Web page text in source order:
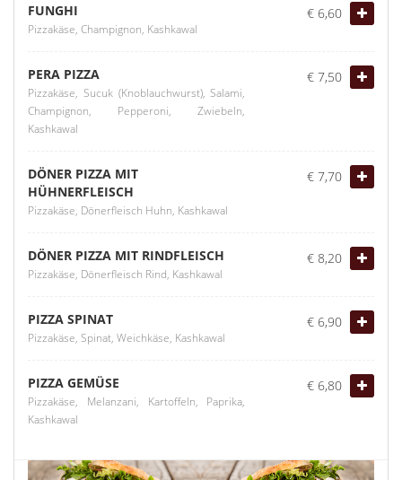
FUNGHI
Pizzakäse, Champignon, Kashkawal
€ 6,60
PERA PIZZA
Pizzakäse, Sucuk (Knoblauchwurst), Salami,
Champignon, Pepperoni, Zwiebeln,
Kashkawal
€ 7,50
DÖNER PIZZA MIT
HÜHNERFLEISCH
Pizzakäse, Dönerfleisch Huhn, Kashkawal
€ 7,70
DÖNER PIZZA MIT RINDFLEISCH
Pizzakäse, Dönerfleisch Rind, Kashkawal
€ 8,20
PIZZA SPINAT
Pizzakäse, Spinat, Weichkäse, Kashkawal
€ 6,90
PIZZA GEMÜSE
Pizzakäse, Melanzani, Kartoffeln, Paprika,
Kashkawal
€ 6,80